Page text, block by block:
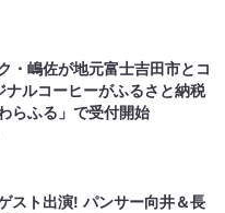
・嶋佐が地元富士吉田市とコ
ナルコーヒーがふるさと納税
らふる」で受付開始
スト出演! パンサー向井＆長